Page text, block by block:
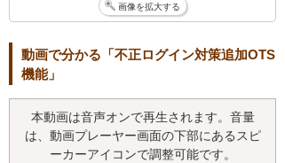
画像を拡大する
動画で分かる「不正ログイン対策追加OTS
機能」
本動画は音声オンで再生されます。音量
は、動画プレーヤー画面の下部にあるスピ
ーカーアイコンで調整可能です。